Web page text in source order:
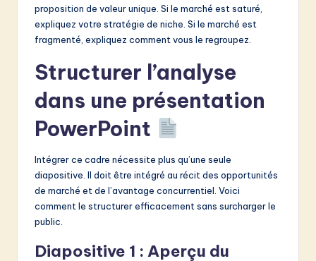
proposition de valeur unique. Si le marché est saturé,
expliquez votre stratégie de niche. Si le marché est
fragmenté, expliquez comment vous le regroupez.
Structurer l’analyse
dans une présentation
PowerPoint
Intégrer ce cadre nécessite plus qu’une seule
diapositive. Il doit être intégré au récit des opportunités
de marché et de l’avantage concurrentiel. Voici
comment le structurer efficacement sans surcharger le
public.
Diapositive 1 : Aperçu du